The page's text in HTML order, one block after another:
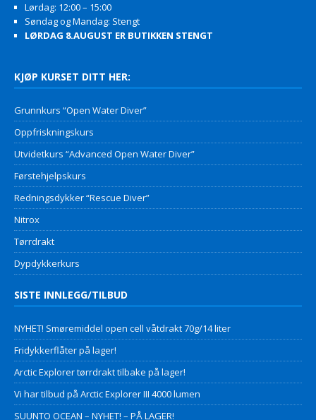
Lørdag: 12:00 – 15:00
Søndag og Mandag: Stengt
LØRDAG 8.AUGUST ER BUTIKKEN STENGT
KJØP KURSET DITT HER:
Grunnkurs “Open Water Diver”
Oppfriskningskurs
Utvidetkurs “Advanced Open Water Diver”
Førstehjelpskurs
Redningsdykker “Rescue Diver”
Nitrox
Tørrdrakt
Dypdykkerkurs
SISTE INNLEGG/TILBUD
NYHET! Smøremiddel open cell våtdrakt 70g/14 liter
Fridykkerflåter på lager!
Arctic Explorer tørrdrakt tilbake på lager!
Vi har tilbud på Arctic Explorer III 4000 lumen
SUUNTO OCEAN – NYHET! – PÅ LAGER!